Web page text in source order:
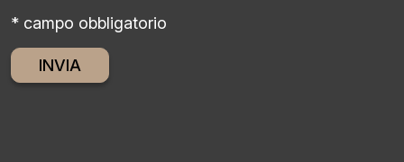
* campo obbligatorio